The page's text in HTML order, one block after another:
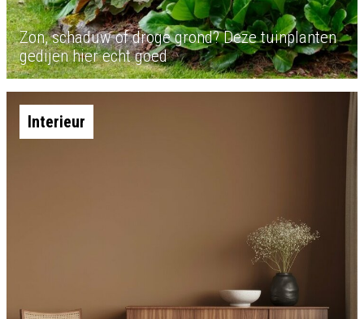
Zon, schaduw of droge grond? Deze tuinplanten
gedijen hier echt goed
Interieur